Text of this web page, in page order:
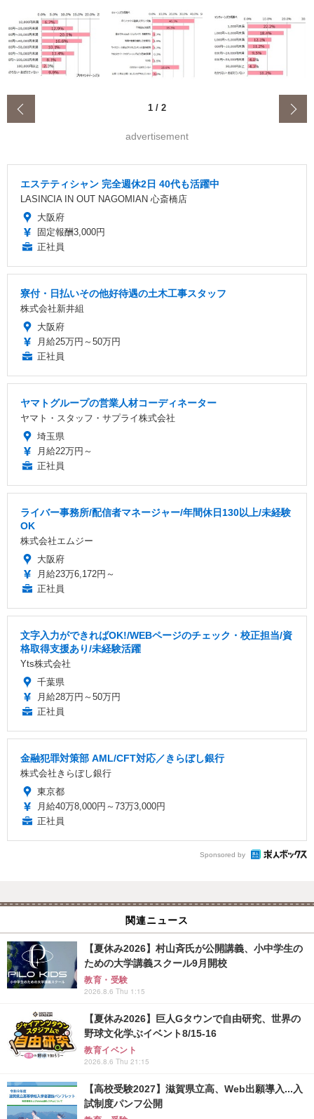
1 / 2
advertisement
エステティシャン 完全週休2日 40代も活躍中
LASINCIA IN OUT NAGOMIAN 心斎橋店
大阪府
固定報酬3,000円
正社員
寮付・日払いその他好待遇の土木工事スタッフ
株式会社新井組
大阪府
月給25万円～50万円
正社員
ヤマトグループの営業人材コーディネーター
ヤマト・スタッフ・サプライ株式会社
埼玉県
月給22万円～
正社員
ライバー事務所/配信者マネージャー/年間休日130以上/未経験
OK
株式会社エムジー
大阪府
月給23万6,172円～
正社員
文字入力ができればOK!/WEBページのチェック・校正担当/資
格取得支援あり/未経験活躍
Yts株式会社
千葉県
月給28万円～50万円
正社員
金融犯罪対策部 AML/CFT対応／きらぼし銀行
株式会社きらぼし銀行
東京都
月給40万8,000円～73万3,000円
正社員
Sponsored by
関連ニュース
【夏休み2026】村山斉氏が公開講義、小中学生の
ための大学講義スクール9月開校
教育・受験
2026.8.6 Thu 1:15
【夏休み2026】巨人Gタウンで自由研究、世界の
野球文化学ぶイベント8/15-16
教育イベント
2026.8.6 Thu 21:15
【高校受験2027】滋賀県立高、Web出願導入...入
試制度パンフ公開